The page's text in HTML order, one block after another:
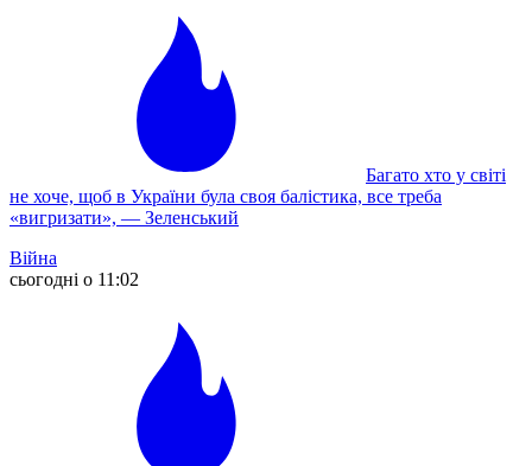
Багато хто у світі
не хоче, щоб в України була своя балістика, все треба
«вигризати», — Зеленський
Війна
сьогодні о 11:02